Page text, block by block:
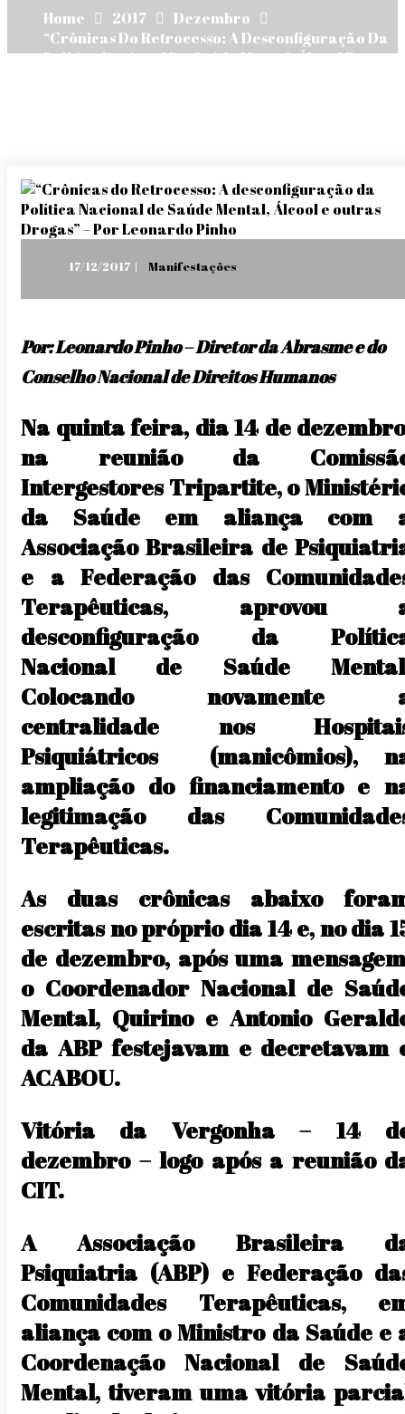
Home 2017
Dezembro
“Crônicas Do Retrocesso: A Desconfiguração Da
Política Nacional De Saúde Mental, Álcool E
Posted
17/12/2017 Manifestações
Por: Leonardo Pinho – Diretor da Abrasme e do
Conselho Nacional de Direitos Humanos
Na quinta feira, dia 14 de
na reunião da
Intergestores Tripartite, o
da Saúde em aliança com
Associação Brasileira de
e a Federação das
Terapêuticas, aprovou
desconfiguração da
Nacional de Saúde
Colocando novamente
centralidade nos
Psiquiátricos (manicômios),
ampliação do financiamento e
legitimação das
Terapêuticas.
As duas crônicas abaixo
escritas no próprio dia 14 e, no dia
de dezembro, após uma
o Coordenador Nacional de
Mental, Quirino e Antonio
da ABP festejavam e decretavam
ACABOU.
Vitória da Vergonha – 14
dezembro – logo após a reunião
CIT.
A Associação Brasileira
Psiquiatria (ABP) e Federação
Comunidades Terapêuticas,
aliança com o Ministro da Saúde e
Coordenação Nacional de
Mental, tiveram uma vitória